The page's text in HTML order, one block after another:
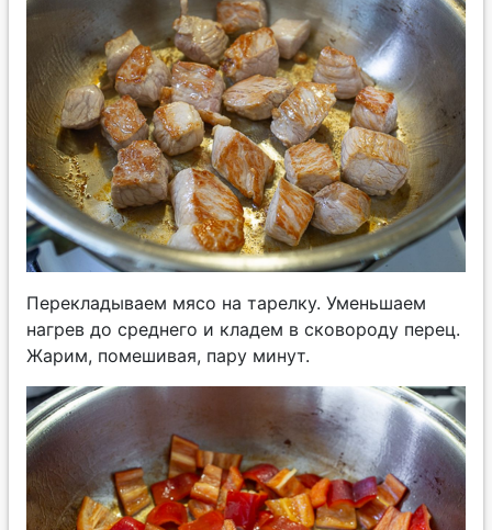
Перекладываем мясо на тарелку. Уменьшаем
нагрев до среднего и кладем в сковороду перец.
Жарим, помешивая, пару минут.